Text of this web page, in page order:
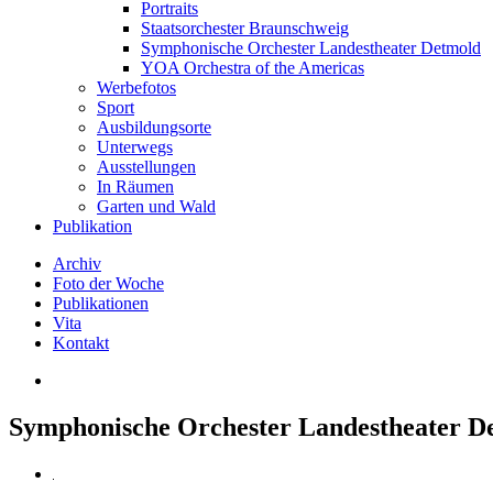
Portraits
Staatsorchester Braunschweig
Symphonische Orchester Landestheater Detmold
YOA Orchestra of the Americas
Werbefotos
Sport
Ausbildungsorte
Unterwegs
Ausstellungen
In Räumen
Garten und Wald
Publikation
Archiv
Foto der Woche
Publikationen
Vita
Kontakt
Symphonische Orchester Landestheater